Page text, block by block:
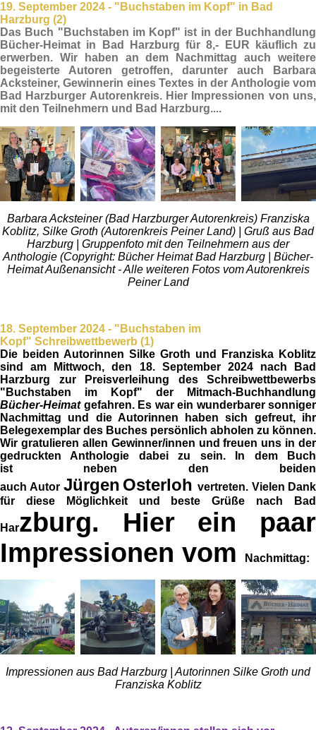
19. September 2024 - "Buchstaben im Kopf" in Bad
Harzburg (2)
Das Buch "Buchstaben im Kopf" ist in der Buchhandlung
Bücher-Heimat in Bad Harzburg für 8,- EUR käuflich zu
erwerben. Wir haben an dem Nachmittag auch weitere
begeisterte Autoren getroffen, darunter auch
Barbara
Acksteiner, Gewinnerin eines Textes in der Anthologievom
Bad Harzburger Autorenkreis. Hier Impressionen von uns,
mit den Teilnehmern und Bad Harzburg....
Barbara Acksteiner (Bad Harzburger Autorenkreis) Franziska
Koblitz, Silke Groth (Autorenkreis Peiner Land) | Gruß aus Bad
Harzburg | Gruppenfoto mit den Teilnehmern aus der
Anthologie (Copyright: Bücher Heimat Bad Harzburg | Bücher-
Heimat Außenansicht - Alle weiteren Fotos vom Autorenkreis
Peiner Land
18. September 2024 - "Buchstaben im
Kopf" Schreibwettbewerb (1)
Die beiden Autorinnen Silke Groth und Franziska Koblitz
sind am Mittwoch,den 18. September 2024nach
Bad
Harzburg zur Preisverleihung des Schreibwettbewerbs
" Buchstaben im Kopf" der Mitmach-Buchhandlung
Bücher-Heimatgefahren. Es war ein wunderbarer sonniger
Nachmittag und die Autorinnen haben sich gefreut, ihr
Belegexemplar des Buches persönlich abholen zu können.
Wir gratulieren allen Gewinner/innen und freuen uns in der
gedrucktenAnthologie dabeizu sein. In dem Buch
ist neben den beiden
auchAutor Jürgen Osterloh vertreten. Vielen Dank
für diese Möglichkeit und beste Grüße nach Bad
Harzburg. Hier ein paar
Impressionen vom Nachmittag:
Impressionen aus Bad Harzburg | Autorinnen Silke Groth und
Franziska Koblitz